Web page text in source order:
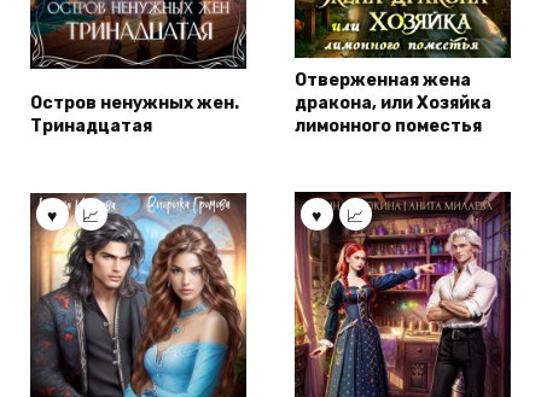
Остров ненужных жен.
Тринадцатая
Отверженная жена
дракона, или Хозяйка
лимонного поместья